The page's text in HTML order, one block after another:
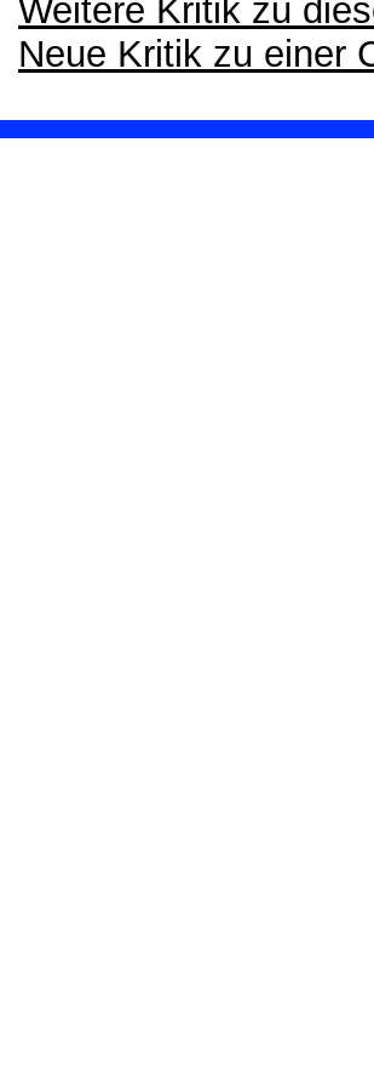
Weitere Kritik zu
Neue Kritik zu einer